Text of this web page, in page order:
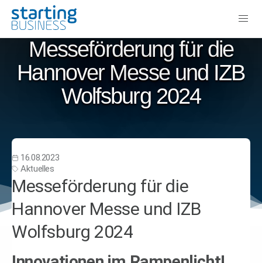
Messeförderung für die
Hannover Messe und IZB
Wolfsburg 2024
16.08.2023
Aktuelles
Messeförderung für die
Hannover Messe und IZB
Wolfsburg 2024